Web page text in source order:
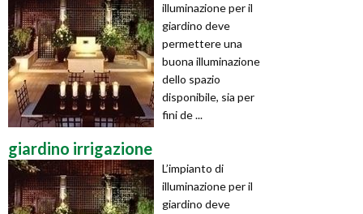
illuminazione per il
giardino deve
permettere una
buona illuminazione
dello spazio
disponibile, sia per
fini de ...
giardino irrigazione
L’impianto di
illuminazione per il
giardino deve